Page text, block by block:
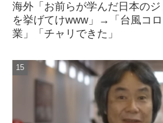
海外「お前らが学んだ日本の
を挙げてけwww」→「台風コ
業」「チャリできた」